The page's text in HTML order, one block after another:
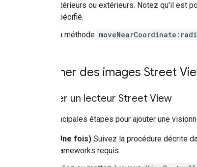
intérieurs ou extérieurs. Notez qu'il est
spécifié.
La méthode
Afficher des images Street
Ajouter un lecteur Street View
Les principales étapes pour ajouter une
(Une fois) Suivez la procédure décrite
frameworks requis.